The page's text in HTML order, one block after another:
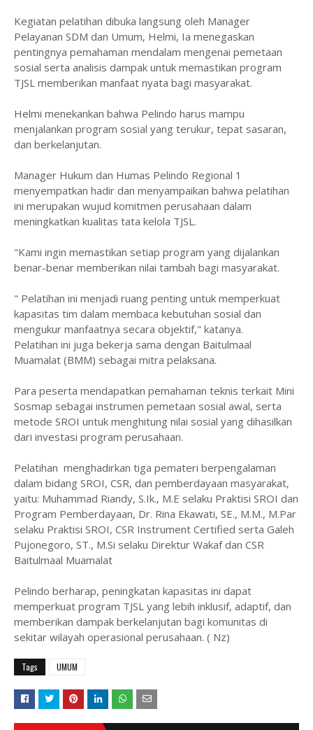
Kegiatan pelatihan dibuka langsung oleh Manager
Pelayanan SDM dan Umum, Helmi, Ia menegaskan
pentingnya pemahaman mendalam mengenai pemetaan
sosial serta analisis dampak untuk memastikan program
TJSL memberikan manfaat nyata bagi masyarakat.
Helmi menekankan bahwa Pelindo harus mampu
menjalankan program sosial yang terukur, tepat sasaran,
dan berkelanjutan.
Manager Hukum dan Humas Pelindo Regional 1
menyempatkan hadir dan menyampaikan bahwa pelatihan
ini merupakan wujud komitmen perusahaan dalam
meningkatkan kualitas tata kelola TJSL.
"Kami ingin memastikan setiap program yang dijalankan
benar-benar memberikan nilai tambah bagi masyarakat.
" Pelatihan ini menjadi ruang penting untuk memperkuat
kapasitas tim dalam membaca kebutuhan sosial dan
mengukur manfaatnya secara objektif," katanya.
Pelatihan ini juga bekerja sama dengan Baitulmaal
Muamalat (BMM) sebagai mitra pelaksana.
Para peserta mendapatkan pemahaman teknis terkait Mini
Sosmap sebagai instrumen pemetaan sosial awal, serta
metode SROI untuk menghitung nilai sosial yang dihasilkan
dari investasi program perusahaan.
Pelatihan menghadirkan tiga pemateri berpengalaman
dalam bidang SROI, CSR, dan pemberdayaan masyarakat,
yaitu: Muhammad Riandy, S.Ik., M.E selaku Praktisi SROI dan
Program Pemberdayaan, Dr. Rina Ekawati, SE., M.M., M.Par
selaku Praktisi SROI, CSR Instrument Certified serta Galeh
Pujonegoro, ST., M.Si selaku Direktur Wakaf dan CSR
Baitulmaal Muamalat
Pelindo berharap, peningkatan kapasitas ini dapat
memperkuat program TJSL yang lebih inklusif, adaptif, dan
memberikan dampak berkelanjutan bagi komunitas di
sekitar wilayah operasional perusahaan. ( Nz)
Tags UMUM